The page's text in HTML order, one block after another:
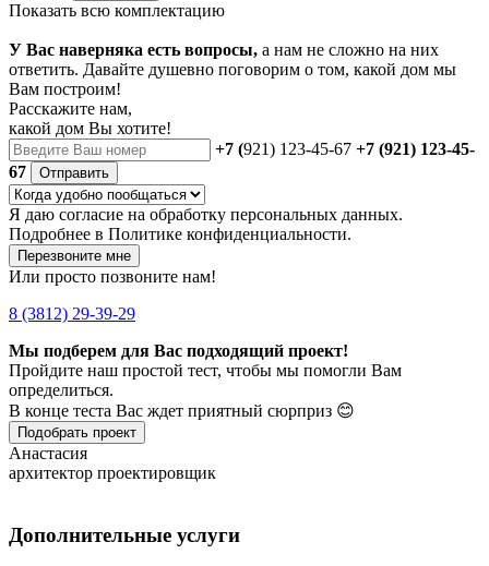
Показать всю комплектацию
У Вас наверняка есть вопросы, а нам не сложно на них
ответить. Давайте душевно поговорим о том, какой дом мы
Вам построим!
Расскажите нам,
какой дом Вы хотите!
+7 (921) 123-45-67 +7 (921) 123-45-
67
Отправить
Я даю согласие на обработку персональных данных.
Подробнее в Политике конфиденциальности.
Перезвоните мне
Или просто позвоните нам!
8 (3812) 29-39-29
Мы подберем для Вас подходящий проект!
Пройдите наш простой тест, чтобы мы помогли Вам
определиться.
В конце теста Вас ждет приятный сюрприз 😊
Подобрать проект
Анастасия
архитектор проектировщик
Дополнительные услуги